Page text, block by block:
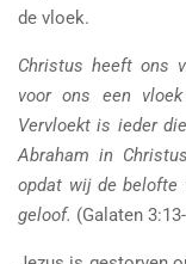
de vloek.
Christus heeft ons
voor ons een
Vervloekt is ieder
Abraham in
opdat wij de belofte
geloof. (Galaten